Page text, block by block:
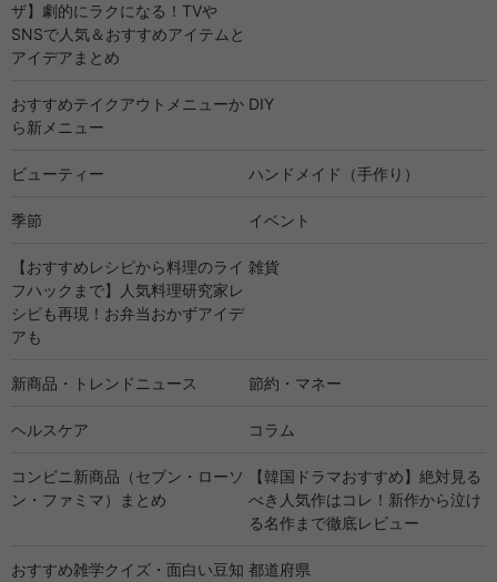
ザ】劇的にラクになる！TVや
SNSで人気＆おすすめアイテムと
アイデアまとめ
おすすめテイクアウトメニューか
ら新メニュー
DIY
ビューティー ハンドメイド（手作り）
季節 イベント
【おすすめレシピから料理のライ
フハックまで】人気料理研究家レ
シピも再現！お弁当おかずアイデ
アも
雑貨
新商品・トレンドニュース 節約・マネー
ヘルスケア コラム
コンビニ新商品（セブン・ローソ
ン・ファミマ）まとめ
【韓国ドラマおすすめ】絶対見る
べき人気作はコレ！新作から泣け
る名作まで徹底レビュー
おすすめ雑学クイズ・面白い豆知 都道府県